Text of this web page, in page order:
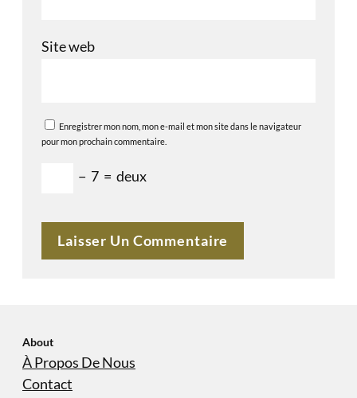
Site web
Enregistrer mon nom, mon e-mail et mon site dans le navigateur
pour mon prochain commentaire.
− 7 = deux
About
À Propos De Nous
Contact